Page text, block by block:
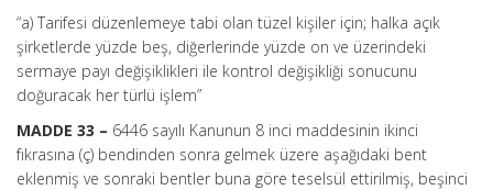
“a) Tarifesi düzenlemeye tabi olan tüzel kişiler için; halka açık
şirketlerde yüzde beş, diğerlerinde yüzde on ve üzerindeki
sermaye payı değişiklikleri ile kontrol değişikliği sonucunu
doğuracak her türlü işlem”
MADDE 33 – 6446 sayılı Kanunun 8 inci maddesinin ikinci
fıkrasına (ç) bendinden sonra gelmek üzere aşağıdaki bent
eklenmiş ve sonraki bentler buna göre teselsül ettirilmiş, beşinci